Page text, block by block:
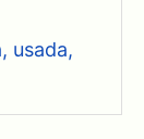
usada,